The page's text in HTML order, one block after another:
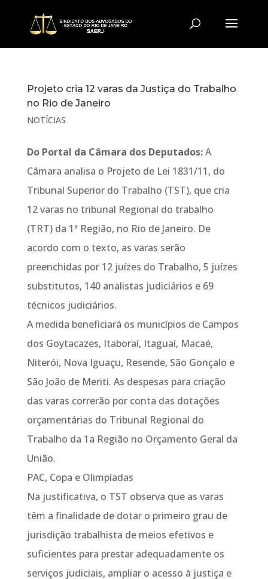
Projeto cria 12 varas da Justiça do Trabalho
no Rio de Janeiro
NOTÍCIAS
Do Portal da Câmara dos Deputados:A
Câmara analisa o Projeto de Lei 1831/11, do
Tribunal Superior do Trabalho (TST), que cria
12 varas no tribunal Regional do trabalho
(TRT) da 1ª Região, no Rio de Janeiro. De
acordo com o texto, as varas serão
preenchidas por 12 juízes do Trabalho, 5 juízes
substitutos, 140 analistas judiciários e 69
técnicos judiciários.
A medida beneficiará os municípios de Campos
dos Goytacazes, Itaboraí, Itaguaí, Macaé,
Niterói, Nova Iguaçu, Resende, São Gonçalo e
São João de Meriti. As despesas para criação
das varas correrão por conta das dotações
orçamentárias do Tribunal Regional do
Trabalho da 1a Região no Orçamento Geral da
União.
PAC, Copa e Olimpíadas
Na justificativa, o TST observa que as varas
têm a finalidade de dotar o primeiro grau de
jurisdição trabalhista de meios efetivos e
suficientes para prestar adequadamente os
serviços judiciais, ampliar o acesso à justiça e